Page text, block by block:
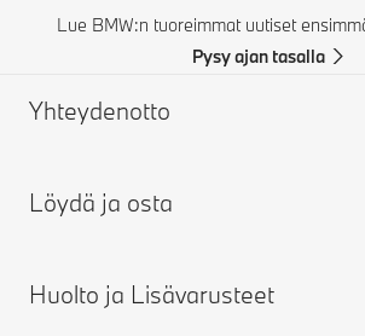
Lue BMW:n tuoreimmat uutiset
Pysy ajan tasalla
Yhteydenotto
Ota yhteyttä
Takuut
Löydä ja osta
Rakenna oma BMW
Huolto ja Lisävarusteet